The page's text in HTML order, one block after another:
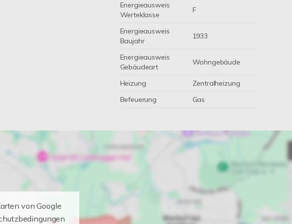
Energieausweis
Werteklasse
F
Energieausweis
Baujahr
1933
Energieausweis
Gebäudeart
Wohngebäude
Heizung
Zentralheizung
Befeuerung
Gas
von Google